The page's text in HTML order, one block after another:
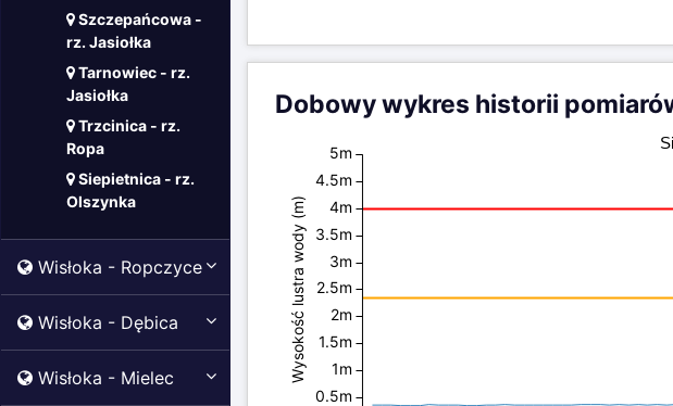
Szczepańcowa -
rz. Jasiołka
Tarnowiec - rz.
Jasiołka
Trzcinica - rz.
Ropa
Siepietnica - rz.
Olszynka
Wisłoka - Ropczyce
Wisłoka - Dębica
Wisłoka - Mielec
Dobowy wykres historii
Wysokość lustra wody (m)
0.5m
1m
1.5m
2m
2.5m
3m
3.5m
4m
4.5m
5m